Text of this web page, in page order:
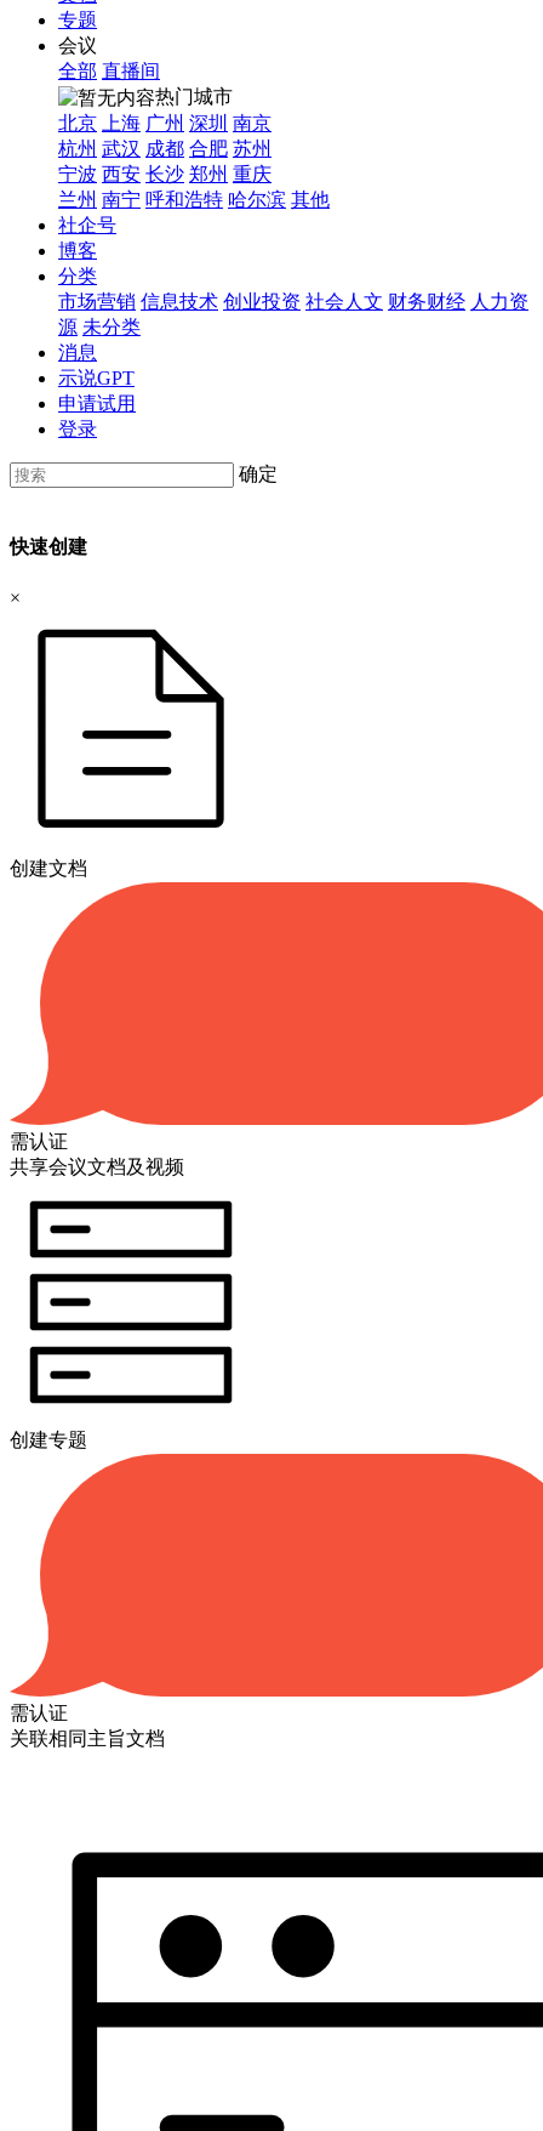
专题
会议
全部 直播间
热门城市
北京
上海 广州 深圳 南京
杭州 武汉 成都 合肥 苏州
宁波 西安 长沙 郑州 重庆
兰州 南宁 呼和浩特 哈尔滨 其他
社企号
博客
分类
市场营销 信息技术 创业投资 社会人文 财务财经 人力资
源 未分类
消息
示说GPT
申请试用
登录
确定
快速创建
×
创建文档
需认证
共享会议文档及视频
创建专题
需认证
关联相同主旨文档